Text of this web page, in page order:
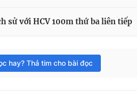
sử với HCV 100m thứ ba liên tiếp
hay? Thả tim cho bài đọc